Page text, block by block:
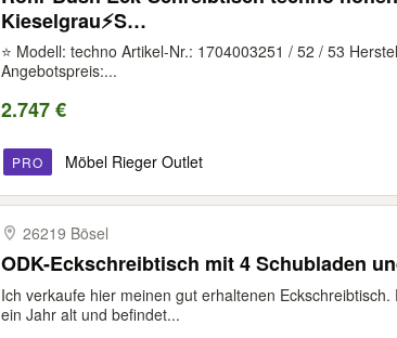
Kieselgrau⚡️S…
⭐ Modell: techno Artikel-Nr.: 1704003251 / 52 / 53
Angebotspreis:...
2.747 €
PRO Möbel Rieger Outlet
26219 Bösel
ODK-Eckschreibtisch mit 4 Schubladen
Ich verkaufe hier meinen gut erhaltenen Eckschreibtisch.
ein Jahr alt und befindet...